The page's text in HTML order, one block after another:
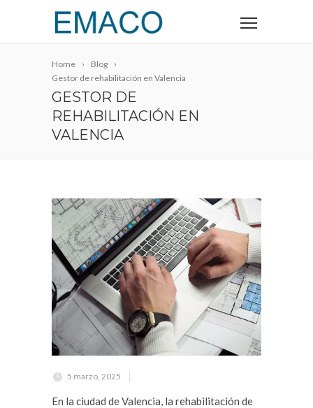
Home
Blog
Gestor de rehabilitación en Valencia
GESTOR DE
REHABILITACIÓN EN
VALENCIA
5 marzo, 2025
En la ciudad de Valencia, la rehabilitación de